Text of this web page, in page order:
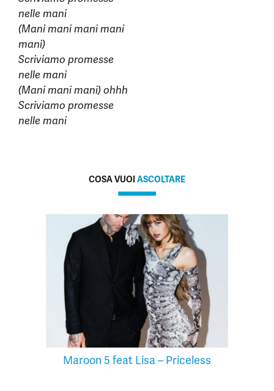
nelle mani
(Mani mani mani mani
mani)
Scriviamo promesse
nelle mani
(Mani mani mani) ohhh
Scriviamo promesse
nelle mani
COSA VUOIASCOLTARE
Maroon 5 feat Lisa – Priceless